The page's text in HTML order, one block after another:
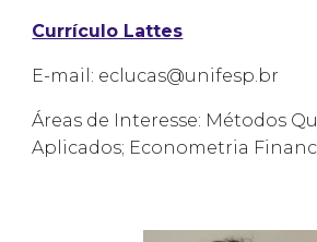
Currículo Lattes
E-mail: eclucas@unifesp.br
Áreas de Interesse: Métodos
Aplicados; Econometria